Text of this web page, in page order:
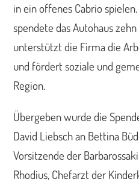
in ein offenes Cabrio
spendete das Autohaus
unterstützt die Firma die
und fördert soziale und
Region.
Übergeben wurde die
David Liebsch an Bettina
Vorsitzende der
Rhodius, Chefarzt der